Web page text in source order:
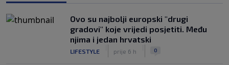
Ovo su najbolji europski "drugi
gradovi" koje vrijedi posjetiti. Među
njima i jedan hrvatski
LIFESTYLE prije 6 h 0